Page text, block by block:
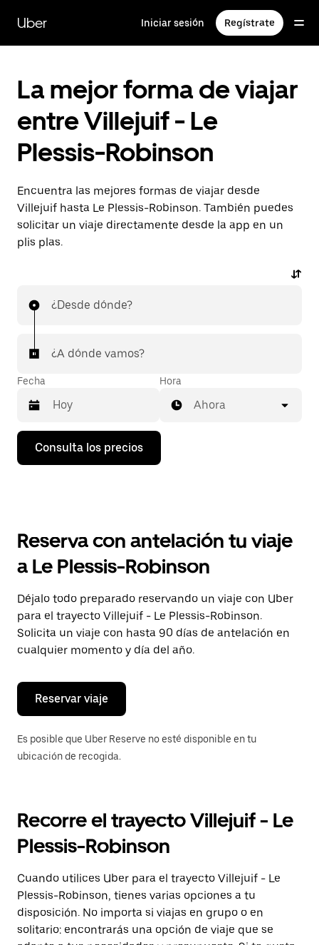
contenido
principal
Uber Iniciar sesión Regístrate
La mejor forma de viajar
entre Villejuif - Le
Plessis-Robinson
Encuentra las mejores formas de viajar desde
Villejuif hasta Le Plessis-Robinson. También puedes
solicitar un viaje directamente desde la app en un
plis plas.
¿Desde dónde?
¿A dónde vamos?
Fecha
Pulsa
flecha
calendario
seleccionar
fecha.
Pulsa
el
botón
de
escape
cerrar
calendario.
Hora
Ahora
Consulta los precios
Reserva con antelación tu viaje
a Le Plessis-Robinson
Déjalo todo preparado reservando un viaje con Uber
para el trayecto Villejuif - Le Plessis-Robinson.
Solicita un viaje con hasta 90 días de antelación en
cualquier momento y día del año.
Reservar viaje
Es posible que Uber Reserve no esté disponible en tu
ubicación de recogida.
Recorre el trayecto Villejuif - Le
Plessis-Robinson
Cuando utilices Uber para el trayecto Villejuif - Le
Plessis-Robinson, tienes varias opciones a tu
disposición. No importa si viajas en grupo o en
solitario: encontrarás una opción de viaje que se